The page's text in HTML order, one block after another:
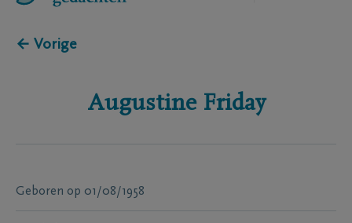
← Vorige
Augustine Friday
Geboren op 01/08/1958